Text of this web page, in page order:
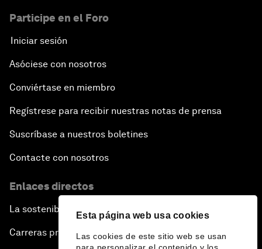
Esta página web usa cookies
Las cookies de este sitio web se usan
Participe en el Foro
Iniciar sesión
Asóciese con nosotros
Conviértase en miembro
Regístrese para recibir nuestras notas de prensa
Suscríbase a nuestros boletines
Contacte con nosotros
Enlaces directos
La sostenibilidad en el Foro
Carreras profesionales